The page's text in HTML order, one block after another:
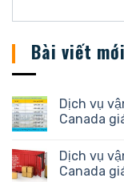
Bài viết mới
Dịch vụ
Canada
Dịch vụ
Canada